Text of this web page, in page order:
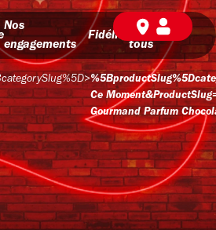
Nos
engagements
Fidélité
BD pour
tous
>
Ce
Gourmand Parfum